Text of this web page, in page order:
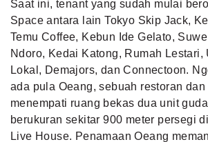
Saat ini, tenant yang sudah mulai
Space antara lain Tokyo Skip Jack,
Temu Coffee, Kebun Ide Gelato,
Ndoro, Kedai Katong, Rumah Lestari,
Lokal, Demajors, dan Connectoon.
ada pula Oeang, sebuah restoran dan
menempati ruang bekas dua unit
berukuran sekitar 900 meter persegi
Live House. Penamaan Oeang